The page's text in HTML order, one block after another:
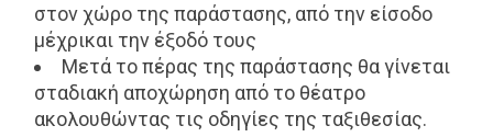
στον χώρο της παράστασης, από την είσοδο
μέχρικαι την έξοδό τους
Μετά το πέρας της παράστασης θα γίνεται
σταδιακή αποχώρηση από το θέατρο
ακολουθώντας τις οδηγίες της ταξιθεσίας.